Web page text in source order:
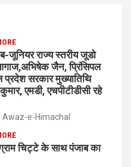
जूनियर राज्य स्तरीय जूडो
जैन, प्रिंसिपल
प्रदेश सरकार मुख्यातिथि
एमडी, एचपीटीडीसी रहे
Awaz-e-Himachal
चिट्टे के साथ पंजाब का